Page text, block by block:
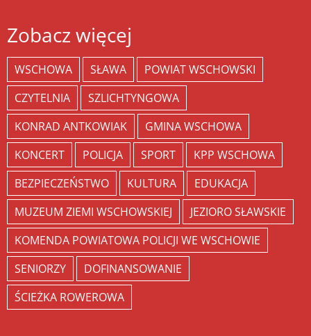
Zobacz więcej
WSCHOWA SŁAWA
POWIAT WSCHOWSKI
CZYTELNIA
SZLICHTYNGOWA
KONRAD ANTKOWIAK
GMINA WSCHOWA
KONCERT
POLICJA SPORT
KPP WSCHOWA
BEZPIECZEŃSTWO
KULTURA
EDUKACJA
MUZEUM ZIEMI WSCHOWSKIEJ
JEZIORO SŁAWSKIE
KOMENDA POWIATOWA POLICJI WE WSCHOWIE
SENIORZY
DOFINANSOWANIE
ŚCIEŻKA ROWEROWA